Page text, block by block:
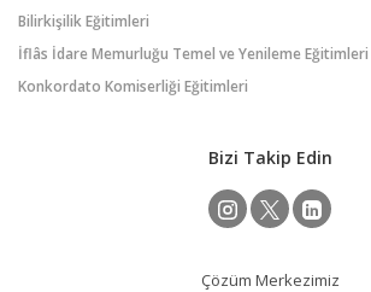
Bilirkişilik Eğitimleri
İflâs İdare Memurluğu Temel ve Yenileme Eğitimleri
Konkordato Komiserliği Eğitimleri
Bizi Takip Edin
Çözüm Merkezimiz